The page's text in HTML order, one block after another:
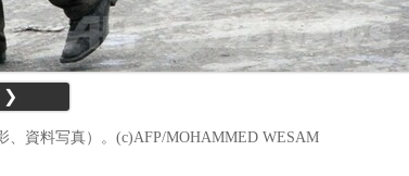
❯
、資料写真）。(c)AFP/MOHAMMED WESAM